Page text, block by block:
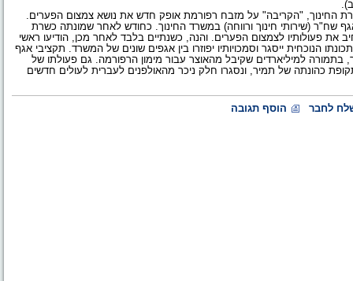
החינוך, "הקריבה" על מזבח רפורמת אופק חדש את נושא צמצום הפערים.
(שירותי חינוך ורווחה) במשרד החינוך. כחודש לאחר שמונתה כשרת
את פעולותיו לצמצום הפערים. והנה, כשנתיים בלבד לאחר מכן, הודיעו ראשי
הנוכחית ייסגר וסמכויותיו יפוזרו בין אגפים שונים של המשרד. תקציבי אגף
למיליארדים שקיבל מהאוצר עבור מימון הרפורמה. גם פעולתו של
כהונתה של תמיר, ונסגרו חלק ניכר מהאולפנים לעברית לעולים חדשים
לחבר הוסף תגובה